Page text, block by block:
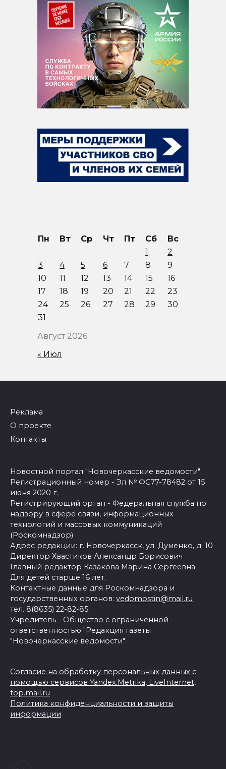
Август 2026
Пн Вт Ср Чт Пт Сб
Вс
1
2
3
4 5 6 7 8
9
10
11 12 13 14 15
16
17
18 19 20 21 22
23
24
25 26 27 28 29
30
31
« Июл
Реклама
О проекте
Контакты
Новостной портал "Новочеркасские ведомости"
Регистрационный номер - Эл № ФС77-78482 от 15
июня 2020 г.
Регистрирующий орган - Федеральная служба по
надзору в сфере связи, информационных
технологий и массовых коммуникаций
(Роскомнадзор)
Адрес редакции: г. Новочеркасск, ул. Думенко, д. 10
Директор Хвастиков Александр Борисович
Главный редактор Казакова Марина Сергеевна
Для детей старше 16 лет.
Контактные данные для Роскомнадзора и
государственных органов: vedomostin@mail.ru
тел. 8(8635) 22-82-85
Учредитель - Общество с ограниченной
ответственностью "Редакция газеты
"Новочеркасские ведомости"
Согласие на обработку персональных данных с
помощью сервисов Yandex.Metrika, LiveInternet,
top.mail.ru
Политика конфиденциальности и защиты
информации